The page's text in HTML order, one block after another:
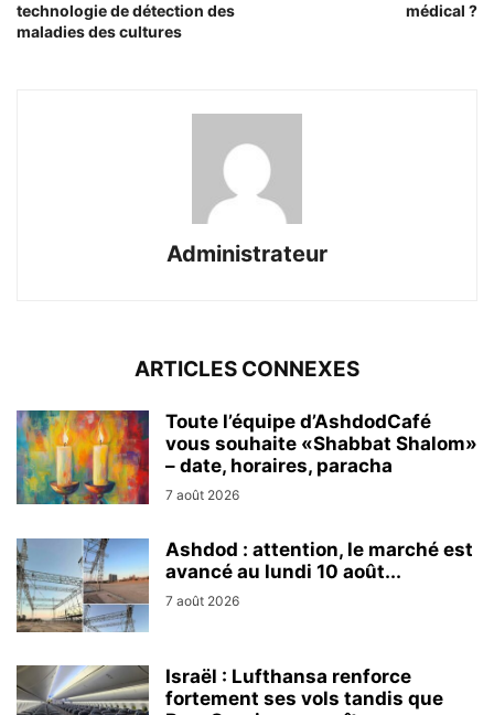
technologie de détection des
maladies des cultures
médical ?
Administrateur
ARTICLES CONNEXES
Toute l’équipe d’AshdodCafé
vous souhaite «Shabbat Shalom»
– date, horaires, paracha
7 août 2026
Ashdod : attention, le marché est
avancé au lundi 10 août...
7 août 2026
Israël : Lufthansa renforce
fortement ses vols tandis que